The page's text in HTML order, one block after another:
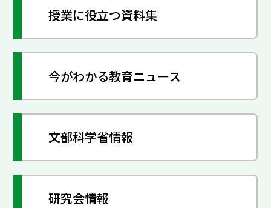
授業に役立つ資料集
今がわかる教育ニュース
文部科学省情報
研究会情報